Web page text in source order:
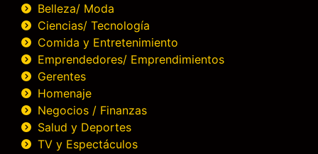
Belleza/ Moda
Ciencias/ Tecnología
Comida y Entretenimiento
Emprendedores/ Emprendimientos
Gerentes
Homenaje
Negocios / Finanzas
Salud y Deportes
TV y Espectáculos